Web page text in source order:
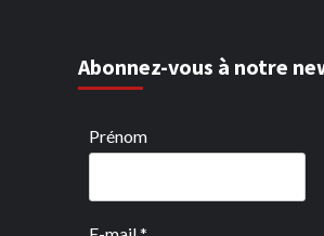
Abonnez-vous à notre
Prénom